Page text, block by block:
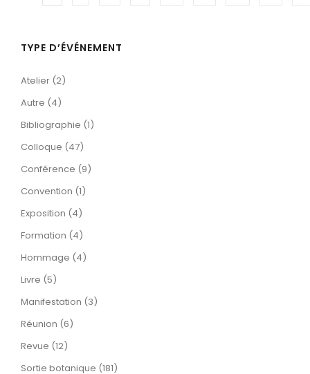
TYPE D’ÉVÉNEMENT
Atelier (2)
Autre (4)
Bibliographie (1)
Colloque (47)
Conférence (9)
Convention (1)
Exposition (4)
Formation (4)
Hommage (4)
Livre (5)
Manifestation (3)
Réunion (6)
Revue (12)
Sortie botanique (181)